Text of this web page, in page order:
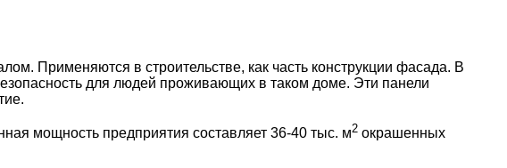
Применяются в строительстве, как часть конструкции фасада. В
для людей проживающих в таком доме. Эти панели
мощность предприятия составляет 36-40 тыс. м2 окрашенных